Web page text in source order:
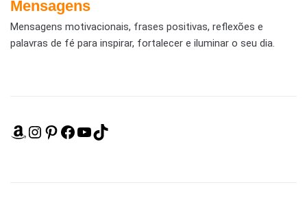
Mensagens
Mensagens motivacionais, frases positivas, reflexões e
palavras de fé para inspirar, fortalecer e iluminar o seu dia.